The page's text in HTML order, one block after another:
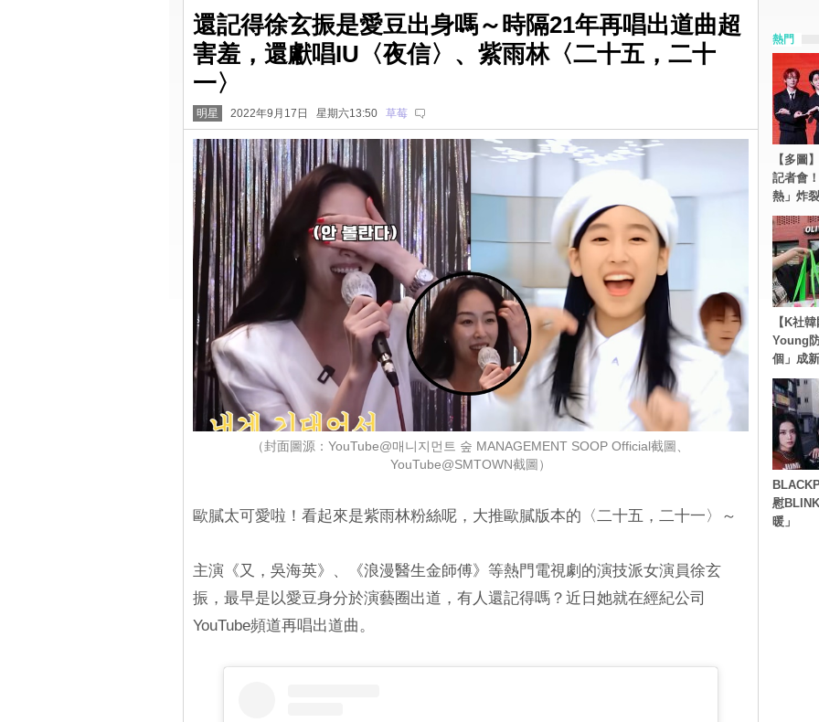
還記得徐玄振是愛豆出身嗎～時隔21年再唱出道曲超
害羞，還獻唱IU〈夜信〉、紫雨林〈二十五，二十
一〉
明星 2022年9月17日 星期六13:50 草莓
（封面圖源：YouTube@매니지먼트 숲 MANAGEMENT SOOP Official截圖、
YouTube@SMTOWN截圖）
歐膩太可愛啦！看起來是紫雨林粉絲呢，大推歐膩版本的〈二十五，二十一〉～
主演《又，吳海英》、《浪漫醫生金師傅》等熱門電視劇的演技派女演員徐玄
振，最早是以愛豆身分於演藝圈出道，有人還記得嗎？近日她就在經紀公司
YouTube頻道再唱出道曲。
熱門
【多圖
記者會
熱」炸
【K社
Young
個」成
慰
暖」